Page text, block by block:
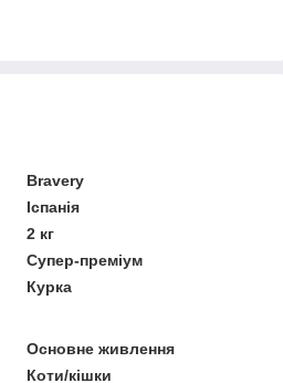
Bravery
Іспанія
2 кг
Супер-преміум
Курка
Основне живлення
Коти/кішки